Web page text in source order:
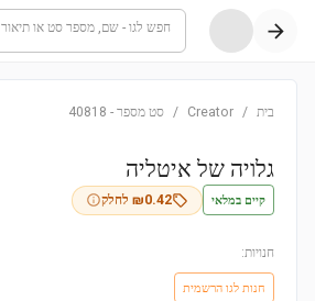
חפש לגו - שם, מספר סט או תיאור
בית /
Creator
/ סט מספר -
40818
גלויה של איטליה
קיים במלאי ₪0.42 לחלק
חנויות:
חנות לגו הרשמית